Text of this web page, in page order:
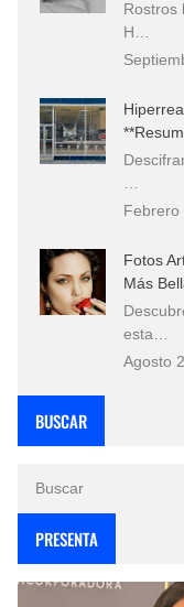
Rostros
H…
Febrero
Fotos
Más
esta…
Agosto
BUSCAR
PRESENTA